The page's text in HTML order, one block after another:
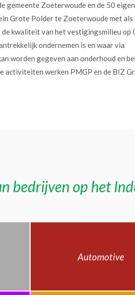
gemeente Zoeterwoude en de 50
Grote Polder te Zoeterwoude met als
de kwaliteit van het vestigingsmilieu op
ondernemen is en waar via
worden gegeven aan onderhoud en
activiteiten werken PMGP en de BIZ
bedrijven op het
Automotive